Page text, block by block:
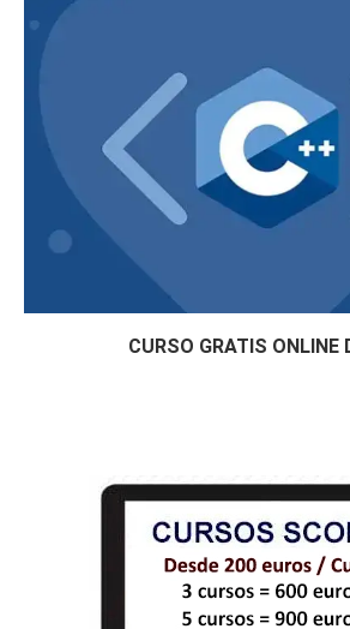
CURSO GRATIS ONLINE